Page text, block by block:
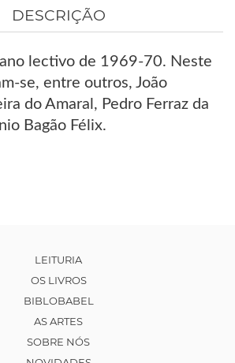
DESCRIÇÃO
lectivo de 1969-70. Neste
se, entre outros, João
do Amaral, Pedro Ferraz da
Bagão Félix.
LEITURIA
OS LIVROS
BIBLOBABEL
AS ARTES
SOBRE NÓS